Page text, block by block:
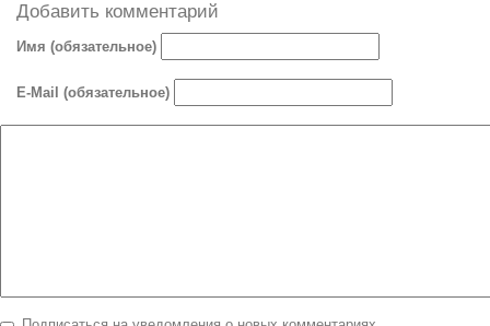
Добавить комментарий
Имя (обязательное)
E-Mail (обязательное)